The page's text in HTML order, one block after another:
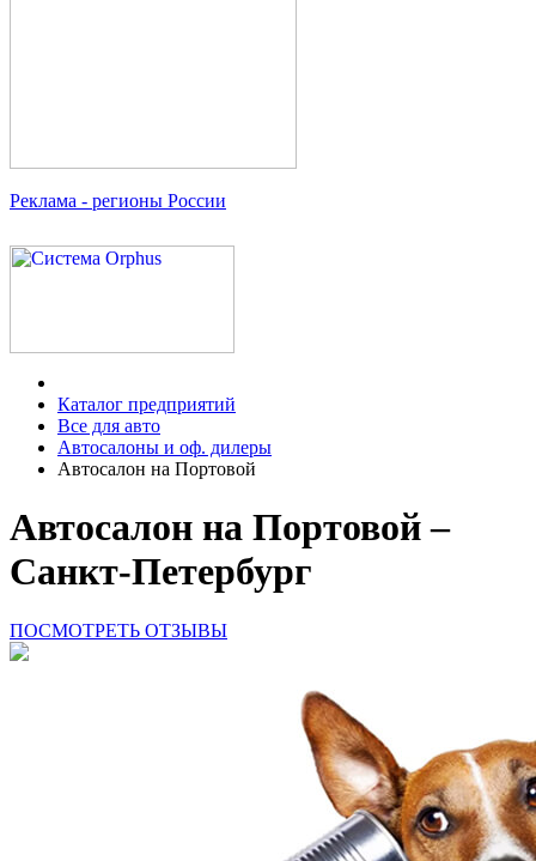
Реклама - регионы России
Каталог предприятий
Все для авто
Автосалоны и оф. дилеры
Автосалон на Портовой
Автосалон на Портовой –
Санкт-Петербург
ПОСМОТРЕТЬ ОТЗЫВЫ